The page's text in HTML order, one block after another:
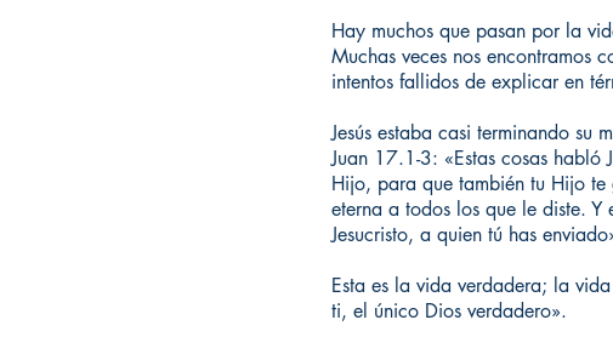
Hay muchos que pasan por la
Muchas veces nos encontramos
intentos fallidos de explicar en
Jesús estaba casi terminando su
Juan 17.1-3: «Estas cosas
Hijo, para que también tu Hijo
eterna a todos los que le diste.
Jesucristo, a quien tú has
Esta es la vida verdadera; la
ti, el único Dios verdadero».